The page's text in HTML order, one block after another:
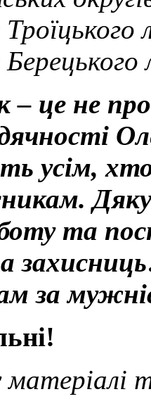
– це не
усім,
та
за